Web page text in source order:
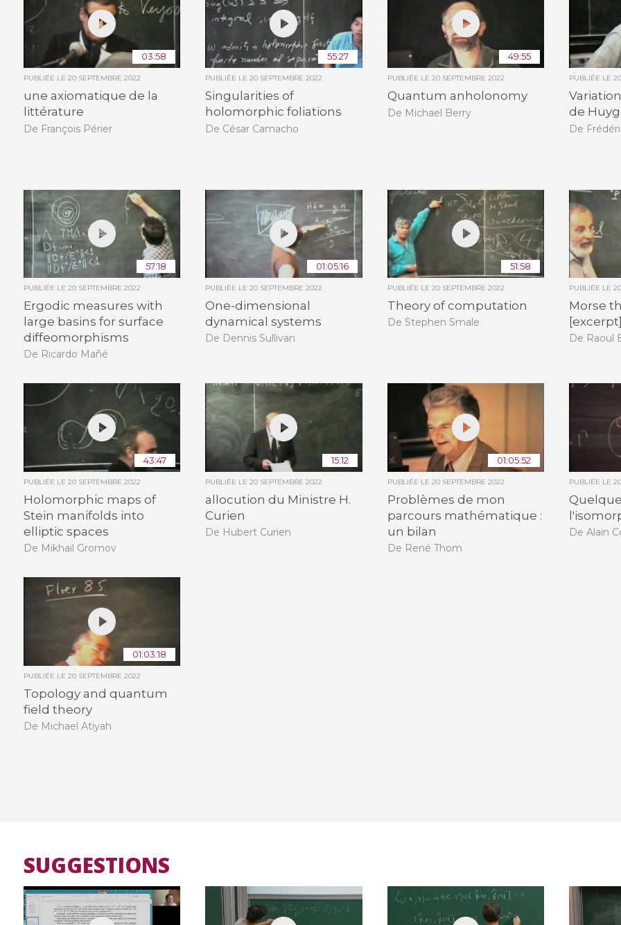
03:58
PUBLIÉE LE 20 SEPTEMBRE 2022
une axiomatique de la
littérature
De François Périer
55:27
PUBLIÉE LE20 SEPTEMBRE 2022
Singularities of
holomorphic foliations
De César Camacho
49:55
PUBLIÉE LE 20 SEPTEMBRE 2022
Quantum anholonomy
De Michael Berry
PUBLIÉE LE
de
De
57:18
PUBLIÉE LE 20 SEPTEMBRE 2022
Ergodic measures with
large basins for surface
diffeomorphisms
De Ricardo Mañé
01:05:16
PUBLIÉE LE20 SEPTEMBRE 2022
One-dimensional
dynamical systems
De Dennis Sullivan
51:58
PUBLIÉE LE 20 SEPTEMBRE 2022
Theory of computation
De Stephen Smale
PUBLIÉE LE
Morse
[excerpt]
De Raoul
43:47
PUBLIÉE LE 20 SEPTEMBRE 2022
Holomorphic maps of
Stein manifolds into
elliptic spaces
De Mikhail Gromov
15:12
PUBLIÉE LE20 SEPTEMBRE 2022
allocution du Ministre H.
Curien
De Hubert Curien
01:05:52
PUBLIÉE LE 20 SEPTEMBRE 2022
Problèmes de mon
parcours mathématique :
un bilan
De René Thom
PUBLIÉE LE
De Alain
01:03:18
PUBLIÉE LE 20 SEPTEMBRE 2022
Topology and quantum
field theory
De Michael Atiyah
SUGGESTIONS